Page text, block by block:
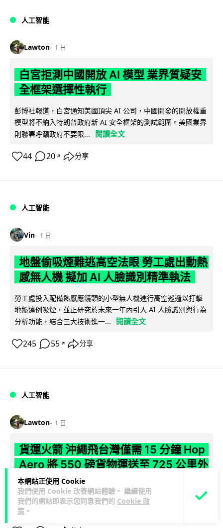
本網站正使用 Cookie
我們使用 Cookie 改善網站體驗。 繼續使用
我們的網站即表示您同意我們的 Cookie 政
策 。
人工智能
Lawton 1 日
白宮拒測中國開放 AI 模型 業界質疑安
全框架選擇性執行
彭博社報道，白宮通知美國頂尖 AI 公司，中國開發的開放權重
模型將不納入特朗普政府新 AI 安全框架的測試範圍。美國業界
則聯署呼籲政府不要限...
閱讀全文
44 20 ↗ 分享
人工智能
Vin 1 日
地盤偷吸煙難逃高空法眼 勞工處出動熱
感無人機 擬加 AI 人臉識別精準執法
勞工處投入配備熱感應鏡頭的小型無人機進行高空巡邏以打擊
地盤違例吸煙，並正研究於未來一年內引入 AI 人臉識別與行為
分析功能，結合三大技術進一...
閱讀全文
245 55 ↗ 分享
人工智能
Lawton 1 日
貨運火箭 沖繩飛台灣僅需 15 分鐘 Hop
Aero 將 550 磅貨物運送至 725 公里外
【真正用火箭送貨】美國初創 Hop Aero 公開自動駕駛貨運火
箭，聲稱可在 15 分鐘內將 250 公斤物資投送 750 公里外，並
以沖繩...